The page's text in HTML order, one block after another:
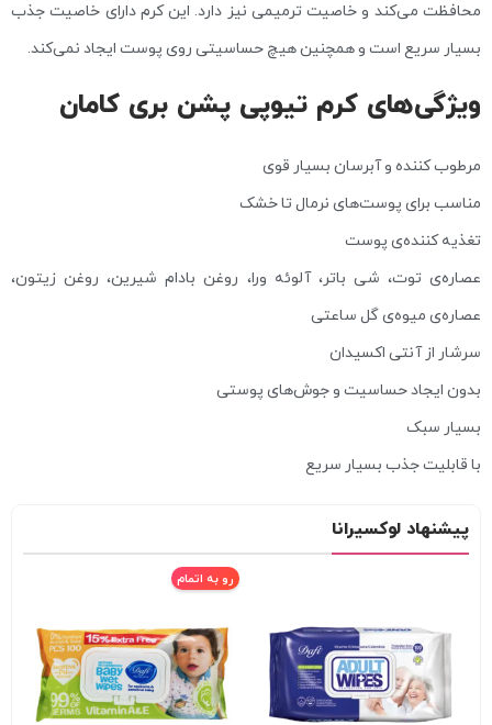
محافظت می‌کند و خاصیت ترمیمی نیز دارد. این کرم دارای خاصیت جذب
بسیار سریع است و همچنین هیچ حساسیتی روی پوست ایجاد نمی‌کند.
ویژگی‌های کرم تيوپی پشن بری کامان
مرطوب کننده و آبرسان بسیار قوی
مناسب برای پوست‌های نرمال تا خشک
تغذیه کننده‌ی پوست
عصاره‌ی توت، شی باتر، آلوئه ورا، روغن بادام شیرین، روغن زیتون،
عصاره‌ی میوه‌ی گل ساعتی
سرشار از آنتی اکسیدان
بدون ایجاد حساسیت و جوش‌های پوستی
بسیار سبک
با قابلیت جذب بسیار سریع
پیشنهاد لوکسیرانا
رو به اتمام